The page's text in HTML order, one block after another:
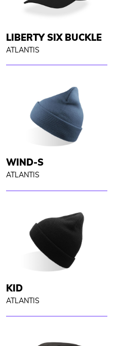
LIBERTY SIX BUCKLE
ATLANTIS
WIND-S
ATLANTIS
KID
ATLANTIS